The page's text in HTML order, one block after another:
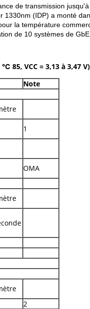
de transmission
(IDP) a monté
la température
de 10 systèmes de GbE.
85, VCC = 3,13 à 3,47 V)
Note
1
OMA
2